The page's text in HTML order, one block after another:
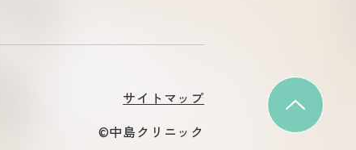
サイトマップ
©中島クリニック